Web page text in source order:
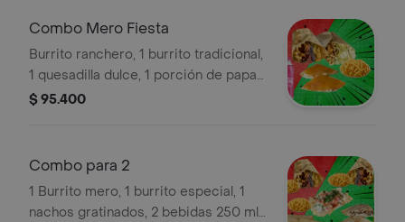
Combo Mero Fiesta
Burrito ranchero, 1 burrito tradicional,
1 quesadilla dulce, 1 porción de papas
a la francesa, 2 bebidas 250 ml a
$ 95.400
Combo para 2
1 Burrito mero, 1 burrito especial, 1
nachos gratinados, 2 bebidas 250 ml